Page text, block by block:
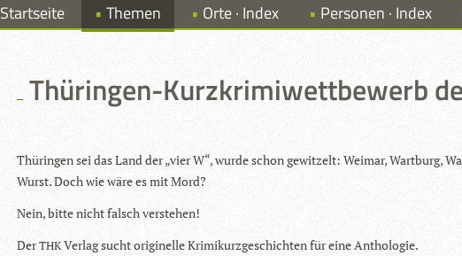
Startseite Themen Orte · Index Personen · Index
Thüringen-Kurzkrimiwettbewerb
Thü­rin­gen sei das Land der „vier W“, wurde schon gewit­zelt: Wei­mar, Wart­burg,
Wurst. Doch wie wäre es mit Mord?
Nein, bitte nicht falsch verstehen!
DerTHKVer­lag sucht ori­gi­nelle Kri­mi­kurz­ge­schich­ten für eine Anthologie.